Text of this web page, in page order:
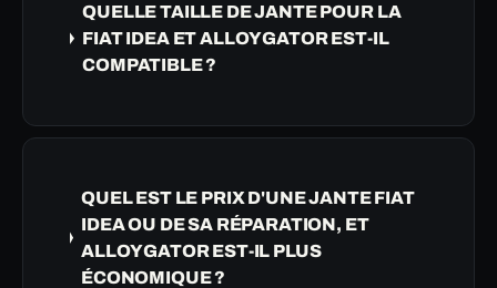
QUELLE TAILLE DE JANTE POUR LA
FIAT IDEA ET ALLOYGATOR EST-IL
COMPATIBLE ?
QUEL EST LE PRIX D'UNE JANTE FIAT
IDEA OU DE SA RÉPARATION, ET
ALLOYGATOR EST-IL PLUS
ÉCONOMIQUE ?